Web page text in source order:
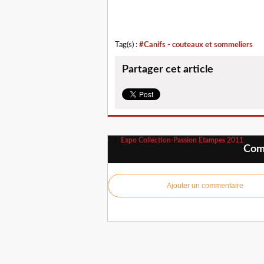
Tag(s) : #Canifs - couteaux et sommeliers
Partager cet article
Expo Collection-Passion Etampes 2011
Ajouter un commentaire